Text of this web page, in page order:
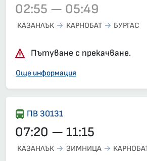
02:55 — 05:49
КАЗАНЛЪК КАРНОБАТ БУРГАС
Пътуване с прекачване.
Още информация
ПВ 30131
07:20 — 11:15
КАЗАНЛЪК ЗИМНИЦА